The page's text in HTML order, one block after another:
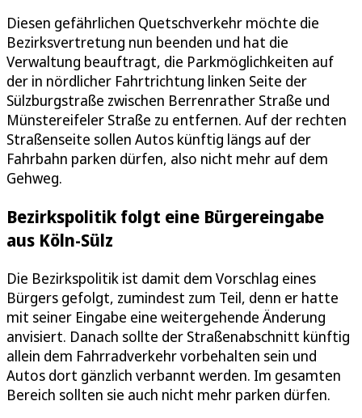
Diesen gefährlichen Quetschverkehr möchte die
Bezirksvertretung nun beenden und hat die
Verwaltung beauftragt, die Parkmöglichkeiten auf
der in nördlicher Fahrtrichtung linken Seite der
Sülzburgstraße zwischen Berrenrather Straße und
Münstereifeler Straße zu entfernen. Auf der rechten
Straßenseite sollen Autos künftig längs auf der
Fahrbahn parken dürfen, also nicht mehr auf dem
Gehweg.
Bezirkspolitik folgt eine Bürgereingabe
aus Köln-Sülz
Die Bezirkspolitik ist damit dem Vorschlag eines
Bürgers gefolgt, zumindest zum Teil, denn er hatte
mit seiner Eingabe eine weitergehende Änderung
anvisiert. Danach sollte der Straßenabschnitt künftig
allein dem Fahrradverkehr vorbehalten sein und
Autos dort gänzlich verbannt werden. Im gesamten
Bereich sollten sie auch nicht mehr parken dürfen.